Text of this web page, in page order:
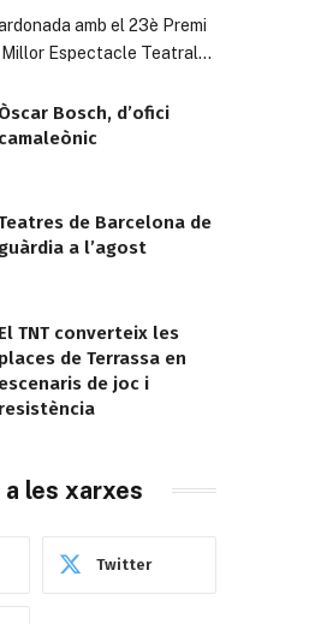
amb el 23è Premi
Millor Espectacle Teatral…
Òscar Bosch, d’ofici
camaleònic
de Barcelona de
guàrdia a l’agost
El TNT converteix les
places de Terrassa en
escenaris de joc i
resistència
les xarxes
Twitter